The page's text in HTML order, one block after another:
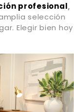
profesional
selección
Elegir bien hoy